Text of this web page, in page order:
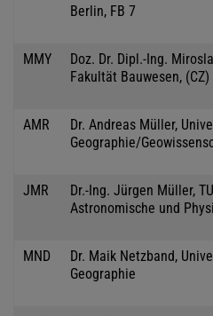
Berlin, FB 7
MMY
Doz. Dr. Dipl.-Ing.
Fakultät Bauwesen, (CZ)
AMR
Dr. Andreas Müller,
Geographie/
JMR
Dr.-Ing. Jürgen Müller,
Astronomische und
MND
Dr. Maik Netzband,
Geographie